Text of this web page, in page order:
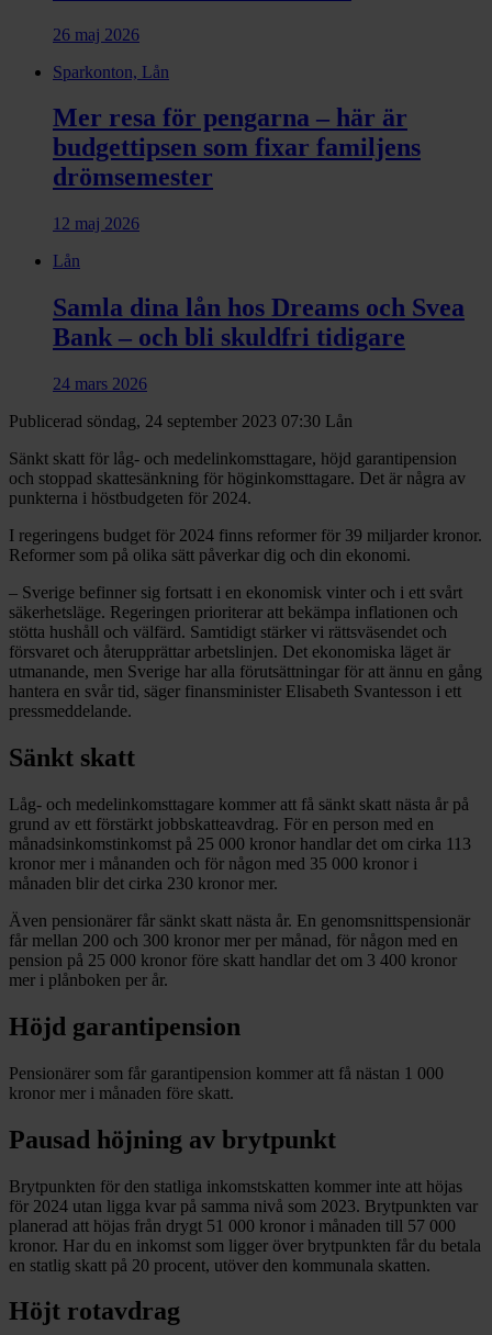
26 maj 2026
Sparkonton, Lån
Mer resa för pengarna – här är
budgettipsen som fixar familjens
drömsemester
12 maj 2026
Lån
Samla dina lån hos Dreams och Svea
Bank – och bli skuldfri tidigare
24 mars 2026
Publicerad söndag, 24 september 2023 07:30 Lån
Sänkt skatt för låg- och medelinkomsttagare, höjd garantipension
och stoppad skattesänkning för höginkomsttagare. Det är några av
punkterna i höstbudgeten för 2024.
I regeringens budget för 2024 finns reformer för 39 miljarder kronor.
Reformer som på olika sätt påverkar dig och din ekonomi.
– Sverige befinner sig fortsatt i en ekonomisk vinter och i ett svårt
säkerhetsläge. Regeringen prioriterar att bekämpa inflationen och
stötta hushåll och välfärd. Samtidigt stärker vi rättsväsendet och
försvaret och återupprättar arbetslinjen. Det ekonomiska läget är
utmanande, men Sverige har alla förutsättningar för att ännu en gång
hantera en svår tid, säger finansminister Elisabeth Svantesson i ett
pressmeddelande.
Sänkt skatt
Låg- och medelinkomsttagare kommer att få sänkt skatt nästa år på
grund av ett förstärkt jobbskatteavdrag. För en person med en
månadsinkomstinkomst på 25 000 kronor handlar det om cirka 113
kronor mer i månanden och för någon med 35 000 kronor i
månaden blir det cirka 230 kronor mer.
Även pensionärer får sänkt skatt nästa år. En genomsnittspensionär
får mellan 200 och 300 kronor mer per månad, för någon med en
pension på 25 000 kronor före skatt handlar det om 3 400 kronor
mer i plånboken per år.
Höjd garantipension
Pensionärer som får garantipension kommer att få nästan 1 000
kronor mer i månaden före skatt.
Pausad höjning av brytpunkt
Brytpunkten för den statliga inkomstskatten kommer inte att höjas
för 2024 utan ligga kvar på samma nivå som 2023. Brytpunkten var
planerad att höjas från drygt 51 000 kronor i månaden till 57 000
kronor. Har du en inkomst som ligger över brytpunkten får du betala
en statlig skatt på 20 procent, utöver den kommunala skatten.
Höjt rotavdrag